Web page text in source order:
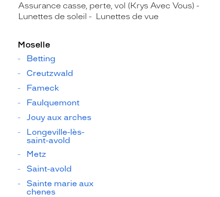
Assurance casse, perte, vol (Krys Avec Vous)
Lunettes de soleil
Lunettes de vue
Moselle
Betting
Creutzwald
Fameck
Faulquemont
Jouy aux arches
Longeville-lès-
saint-avold
Metz
Saint-avold
Sainte marie aux
chenes